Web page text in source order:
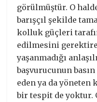
görülmüştür. O
barışçıl şekilde
kolluk güçleri
edilmesini
yaşanmadığı
başvurucunun
eden ya da yöneten
bir tespit de yoktur.